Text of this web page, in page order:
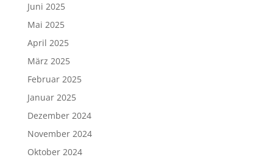
Juni 2025
Mai 2025
April 2025
März 2025
Februar 2025
Januar 2025
Dezember 2024
November 2024
Oktober 2024